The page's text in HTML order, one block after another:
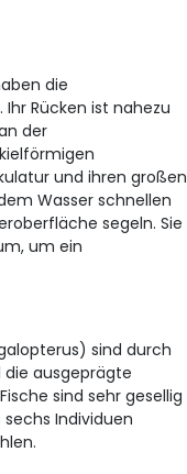
die
Rücken ist nahezu
der
und ihren großen
Wasser schnellen
segeln. Sie
um ein
sind durch
die ausgeprägte
sind sehr gesellig
Individuen